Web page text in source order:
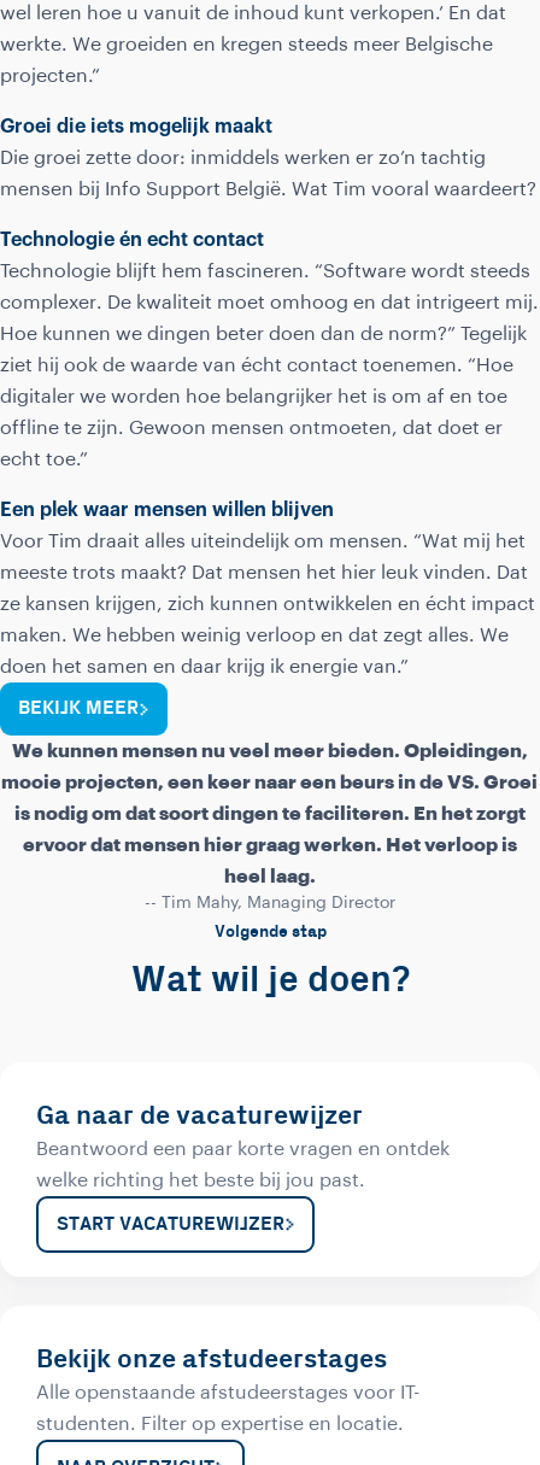
wel leren hoe u vanuit de inhoud kunt verkopen.’ En dat
werkte. We groeiden en kregen steeds meer Belgische
projecten.”
Groei die iets mogelijk maakt
Die groei zette door: inmiddels werken er zo’n tachtig
mensen bij Info Support België. Wat Tim vooral waardeert?
Technologie én echt contact
Technologie blijft hem fascineren. “Software wordt steeds
complexer. De kwaliteit moet omhoog en dat intrigeert mij.
Hoe kunnen we dingen beter doen dan de norm?” Tegelijk
ziet hij ook de waarde van écht contact toenemen. “Hoe
digitaler we worden hoe belangrijker het is om af en toe
offline te zijn. Gewoon mensen ontmoeten, dat doet er
echt toe.”
Een plek waar mensen willen blijven
Voor Tim draait alles uiteindelijk om mensen. “Wat mij het
meeste trots maakt? Dat mensen het hier leuk vinden. Dat
ze kansen krijgen, zich kunnen ontwikkelen en écht impact
maken. We hebben weinig verloop en dat zegt alles. We
doen het samen en daar krijg ik energie van.”
BEKIJK MEER
We kunnen mensen nu veel meer bieden. Opleidingen,
mooie projecten, een keer naar een beurs in de VS. Groei
is nodig om dat soort dingen te faciliteren. En het zorgt
ervoor dat mensen hier graag werken. Het verloop is
heel laag.
-- Tim Mahy, Managing Director
Volgende stap
Wat wil je doen?
Ga naar de vacaturewijzer
Beantwoord een paar korte vragen en ontdek
welke richting het beste bij jou past.
START VACATUREWIJZER
Bekijk onze afstudeerstages
Alle openstaande afstudeerstages voor IT-
studenten. Filter op expertise en locatie.